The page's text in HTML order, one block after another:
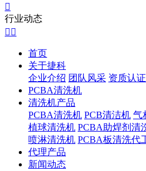

行业动态
 
首页
关于捷科
企业介绍 团队风采 资质认证
PCBA清洗机
清洗机产品
PCBA清洗机 PCB清洁机 气
植球清洗机 PCBA助焊剂清
喷淋清洗机 PCBA板清洗代
代理产品
新闻动态